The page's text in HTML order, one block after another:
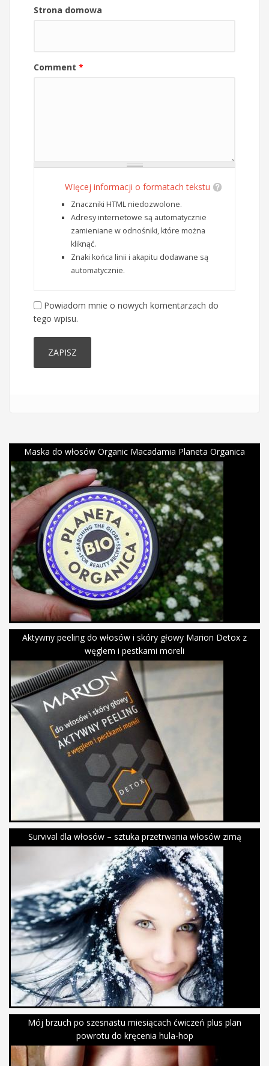
Strona domowa
Comment *
WIęcej informacji o formatach tekstu
Znaczniki HTML niedozwolone.
Adresy internetowe są automatycznie
zamieniane w odnośniki, które można
kliknąć.
Znaki końca linii i akapitu dodawane są
automatycznie.
Powiadom mnie o nowych komentarzach do
tego wpisu.
Maska do włosów Organic Macadamia Planeta Organica
Aktywny peeling do włosów i skóry głowy Marion Detox z
węglem i pestkami moreli
Survival dla włosów – sztuka przetrwania włosów zimą
Mój brzuch po szesnastu miesiącach ćwiczeń plus plan
powrotu do kręcenia hula-hop